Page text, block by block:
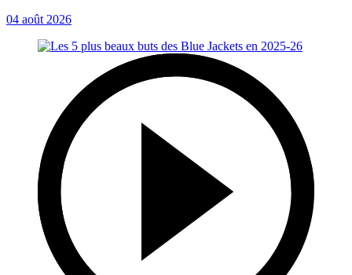
04 août 2026